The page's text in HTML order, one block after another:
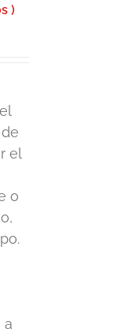
)
el
o
a